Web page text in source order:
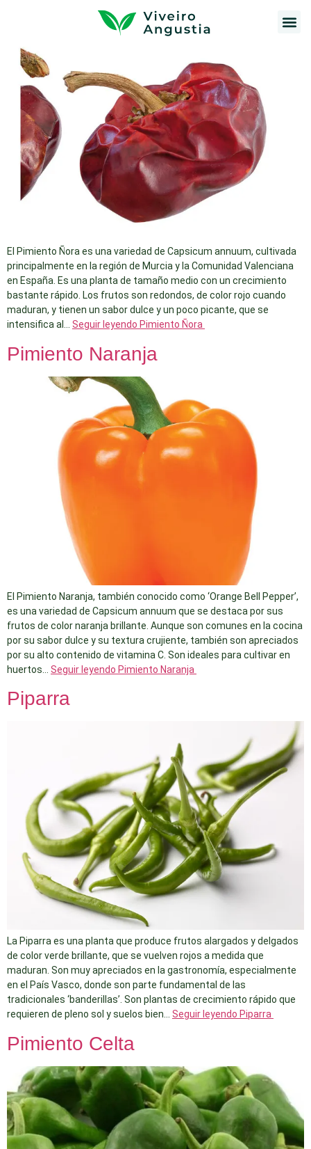
Pimiento Ñora
El Pimiento Ñora es una variedad de Capsicum annuum, cultivada
principalmente en la región de Murcia y la Comunidad Valenciana
en España. Es una planta de tamaño medio con un crecimiento
bastante rápido. Los frutos son redondos, de color rojo cuando
maduran, y tienen un sabor dulce y un poco picante, que se
intensifica al… Seguir leyendo Pimiento Ñora
Pimiento Naranja
El Pimiento Naranja, también conocido como ‘Orange Bell Pepper’,
es una variedad de Capsicum annuum que se destaca por sus
frutos de color naranja brillante. Aunque son comunes en la cocina
por su sabor dulce y su textura crujiente, también son apreciados
por su alto contenido de vitamina C. Son ideales para cultivar en
huertos… Seguir leyendo Pimiento Naranja
Piparra
La Piparra es una planta que produce frutos alargados y delgados
de color verde brillante, que se vuelven rojos a medida que
maduran. Son muy apreciados en la gastronomía, especialmente
en el País Vasco, donde son parte fundamental de las
tradicionales ‘banderillas’. Son plantas de crecimiento rápido que
requieren de pleno sol y suelos bien… Seguir leyendo Piparra
Pimiento Celta